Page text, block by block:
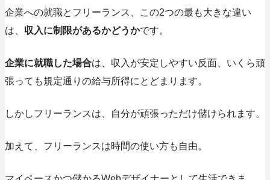
企業への就職とフリーランス、この2つの最も大きな違い
は、 収入に制限があるかどうかです。
企業に就職した場合は、収入が安定しやすい反面、いくら頑
張っても規定通りの給与所得にとどまります。
しかしフリーランスは、 自分が頑張っただけ儲けられます。
加えて、フリーランスは時間の使い方も自由。